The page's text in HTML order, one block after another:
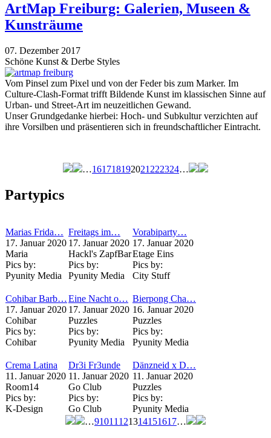
ArtMap Freiburg: Galerien, Museen &
Kunsträume
07. Dezember 2017
Schöne Kunst & Derbe Styles
Vom Pinsel zum Pixel und von der Feder bis zum Marker. Im
Culture-Clash-Format trifft Bildende Kunst im klassischen Sinne auf
Urban- und Street-Art im neuzeitlichen Gewand.
Unser Grundgedanke hierbei: Hoch- und Subkultur verzichten auf
ihre Vorsilben und präsentieren sich in freundschaftlicher Eintracht.
…161718192021 222324…
Partypics
Marias Frida…
17. Januar 2020
Maria
Pics by:
Pyunity Media
Freitags im…
17. Januar 2020
Hackl's ZapfBar
Pics by:
Pyunity Media
Vorabiparty…
17. Januar 2020
Etage Eins
Pics by:
City Stuff
Cohibar Barb…
17. Januar 2020
Cohibar
Pics by:
Cohibar
Eine Nacht o…
17. Januar 2020
Puzzles
Pics by:
Pyunity Media
Bierpong Cha…
16. Januar 2020
Puzzles
Pics by:
Pyunity Media
Crema Latina
11. Januar 2020
Room14
Pics by:
K-Design
Dr3i Fr3unde
11. Januar 2020
Go Club
Pics by:
Go Club
Dänzneid x D…
11. Januar 2020
Puzzles
Pics by:
Pyunity Media
…91011 121314151617…